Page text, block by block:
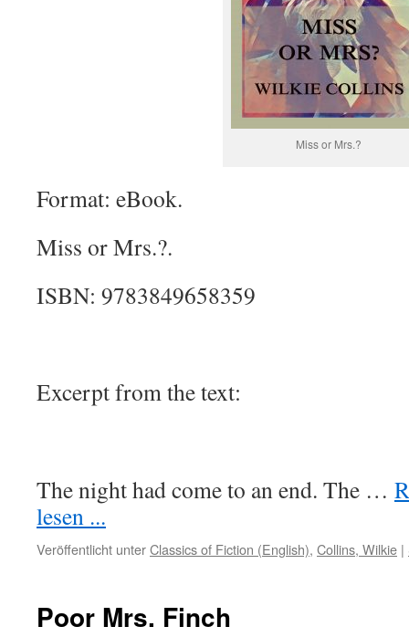
Miss or Mrs.?
Format: eBook.
Miss or Mrs.?.
ISBN: 9783849658359
Excerpt from the text:
The night had come to an end. The …
lesen ...
Veröffentlicht unterClassics of Fiction (English), Collins, Wilkie |
Poor Mrs. Finch